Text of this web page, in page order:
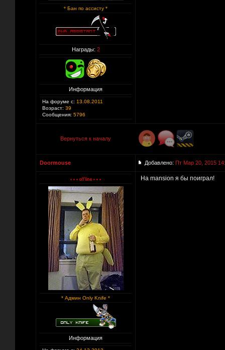
* Бан по ассисту *
Награды: 2
Информация
На форуме с: 13.08.2011
Возраст: 39
Сообщения: 5796
Вернуться к началу
Doormouse Добавлено: Пт Мар 20, 2015
* Админ Only Knife *
Информация
На mansion я бы поиграл!